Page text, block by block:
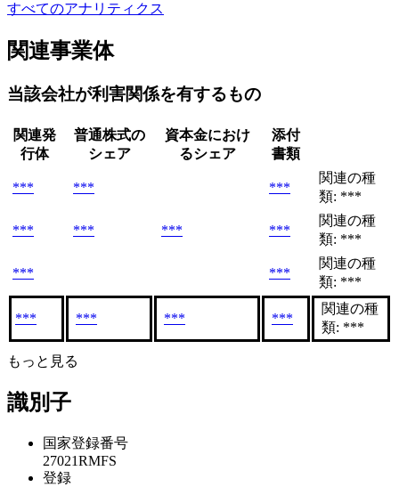
すべてのアナリティクス
関連事業体
当該会社が利害関係を有するもの
関連発
行体
普通株式の
シェア
資本金におけ
るシェア
添付
書類
*** *** ***
関連の種
類: ***
*** *** *** ***
関連の種
類: ***
*** ***
関連の種
類: ***
*** *** *** ***
関連の種
類: ***
もっと見る
識別子
国家登録番号
27021RMFS
登録